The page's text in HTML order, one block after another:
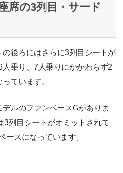
席の3列目・サード
の後ろにはさらに3列目シートが
乗り、7人乗りにかかわらず2
ています。
ルのファンベースGがありま
3列目シートがオミットされて
ースになっています。